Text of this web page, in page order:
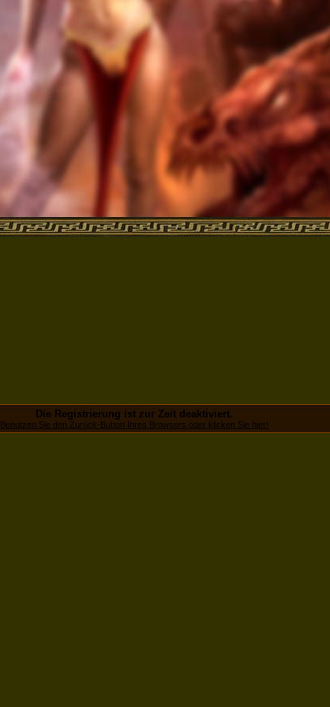
Die Registrierung ist zur Zeit deaktiviert.
Benutzen Sie den Zurück-Button Ihres Browsers oder klicken Sie hier!